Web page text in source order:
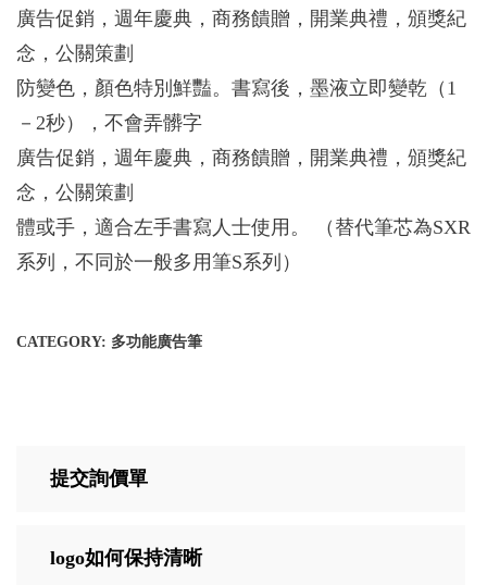
廣告促銷，週年慶典，商務饋贈，開業典禮，頒獎紀
念，公關策劃
防變色，顏色特別鮮豔。書寫後，墨液立即變乾（1
－2秒），不會弄髒字
廣告促銷，週年慶典，商務饋贈，開業典禮，頒獎紀
念，公關策劃
體或手，適合左手書寫人士使用。 （替代筆芯為SXR
系列，不同於一般多用筆S系列）
CATEGORY: 多功能廣告筆
提交詢價單
logo如何保持清晰